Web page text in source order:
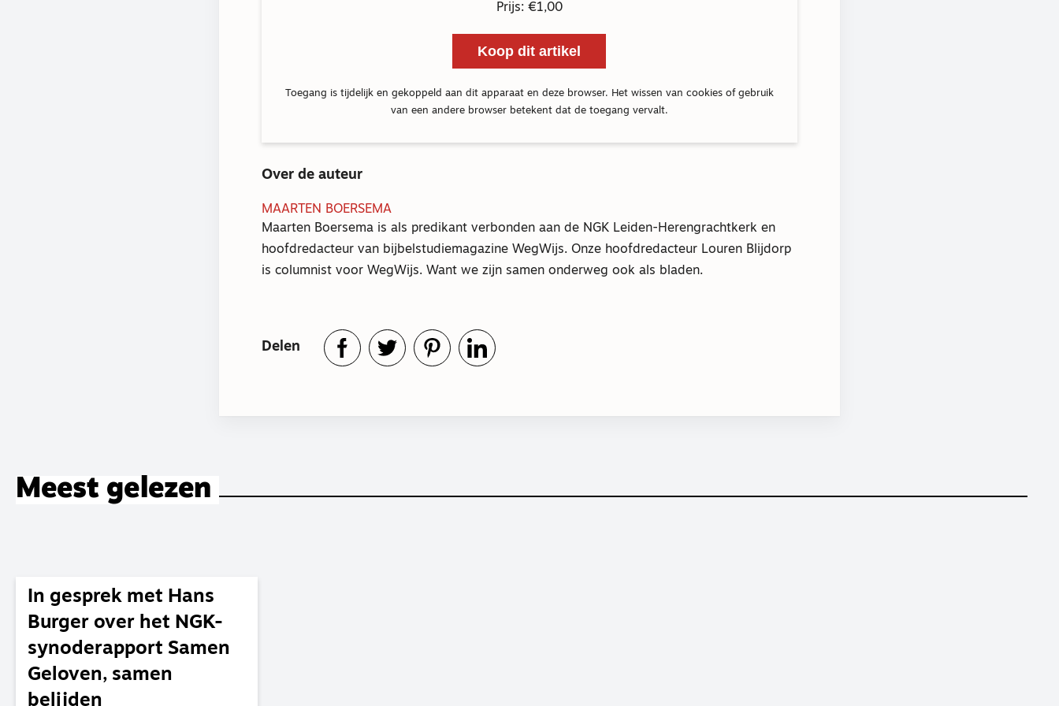
Prijs: €1,00
Koop dit artikel
Toegang is tijdelijk en gekoppeld aan dit apparaat en deze browser. Het wissen van cookies of gebruik
van een andere browser betekent dat de toegang vervalt.
Over de auteur
MAARTEN BOERSEMA
Maarten Boersema is als predikant verbonden aan de NGK Leiden-Herengrachtkerk en
hoofdredacteur van bijbelstudiemagazine WegWijs. Onze hoofdredacteur Louren Blijdorp
is columnist voor WegWijs. Want we zijn samen onderweg ook als bladen.
Delen
Meest gelezen
In gesprek met Hans
Burger over het NGK-
synoderapport Samen
Geloven, samen
belijden